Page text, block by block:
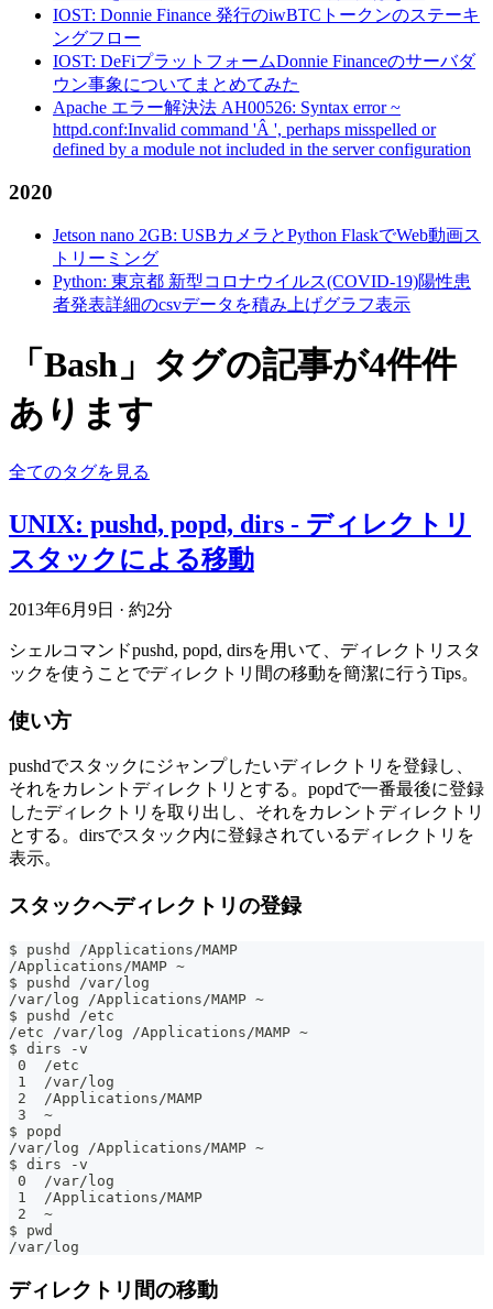
IOST: Donnie Finance 発行のiwBTCトークンのステーキ
ングフロー
IOST: DeFiプラットフォームDonnie Financeのサーバダ
ウン事象についてまとめてみた
Apache エラー解決法 AH00526: Syntax error ~
httpd.conf:Invalid command 'Â ', perhaps misspelled or
defined by a module not included in the server configuration
2020
Jetson nano 2GB: USBカメラとPython FlaskでWeb動画ス
トリーミング
Python: 東京都 新型コロナウイルス(COVID-19)陽性患
者発表詳細のcsvデータを積み上げグラフ表示
「Bash」タグの記事が4件件
あります
全てのタグを見る
UNIX: pushd, popd, dirs - ディレクトリ
スタックによる移動
2013年6月9日 · 約2分
シェルコマンドpushd, popd, dirsを用いて、ディレクトリスタ
ックを使うことでディレクトリ間の移動を簡潔に行うTips。
使い方
pushdでスタックにジャンプしたいディレクトリを登録し、
それをカレントディレクトリとする。popdで一番最後に登録
したディレクトリを取り出し、それをカレントディレクトリ
とする。dirsでスタック内に登録されているディレクトリを
表示。
スタックへディレクトリの登録
$ pushd /Applications/MAMP
/Applications/MAMP ~
$ pushd /var/log
/var/log /Applications/MAMP ~
$ pushd /etc
/etc /var/log /Applications/MAMP ~
$ dirs -v
0  /etc
1  /var/log
2  /Applications/MAMP
3  ~
$ popd
/var/log /Applications/MAMP ~
$ dirs -v
0  /var/log
1  /Applications/MAMP
2  ~
$ pwd
/var/log
ディレクトリ間の移動